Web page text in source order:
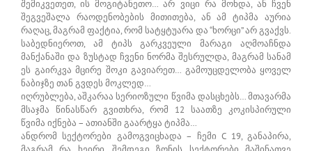
შემიკვეთეთ, ის მოგიტანეთო… არ ვიცი რა მოხდა, ან ჩვენ
შეგვეშალა რაოდენობების მითითება, ან ამ ტიპმა აურია
რაღაც, მაგრამ ფაქტია, რომ სატყტუარა და “ხორცი” არ გვაქვს.
საბედნიეროთ, ამ ტიპს გარკვეული მარაგი აღმოაჩნდა
მანქანაში და ზუსტად ჩვენი ნორმა შესრულდა, მაგრამ სანამ
ეს გაირკვა მცირე შოკი გავიარეთ… გამოუცდელობა ყოველ
ნაბიჯზე თან გვდეს მოკლედ…
იღრუბლება, აშკარაა სერიოზული წვიმა დასცხებს… მთავარმა
მსაჯმა წინასწარ გვითხრა, რომ 12 საათზე კოკისპირული
წვიმა იქნება – ათიანში გაარტყა ტიპმა…
ანდრომ სექტორები გამოგვიცხადა – ჩემი C 19, განაპირა,